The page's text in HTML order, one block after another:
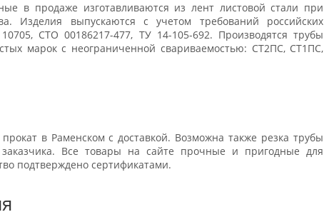
в продаже изготавливаются из лент листовой стали при
Изделия выпускаются с учетом требований российских
СТО 00186217-477, ТУ 14-105-692. Производятся трубы
марок с неограниченной свариваемостью: СТ2ПС, СТ1ПС,
в Раменском с доставкой. Возможна также резка трубы
Все товары на сайте прочные и пригодные для
подтверждено сертификатами.